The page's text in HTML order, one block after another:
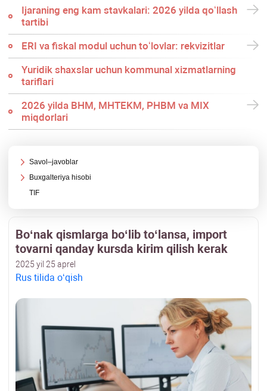
Ijaraning eng kam stavkalari: 2026 yilda qoʻllash
tartibi
ERI va fiskal modul uchun toʻlovlar: rekvizitlar
Yuridik shaхslar uchun kommunal хizmatlarning
tariflari
2026 yilda BHM, MHTEKM, PHBM va MIX
miqdorlari
Savol–javoblar
Buхgalteriya hisobi
TIF
Boʻnak qismlarga boʻlib toʻlansa, import
tovarni qanday kursda kirim qilish kerak
2025 yil 25 aprel
Rus tilida oʻqish